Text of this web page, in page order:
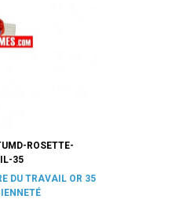
ROSETTE-
35
DU TRAVAIL OR 35